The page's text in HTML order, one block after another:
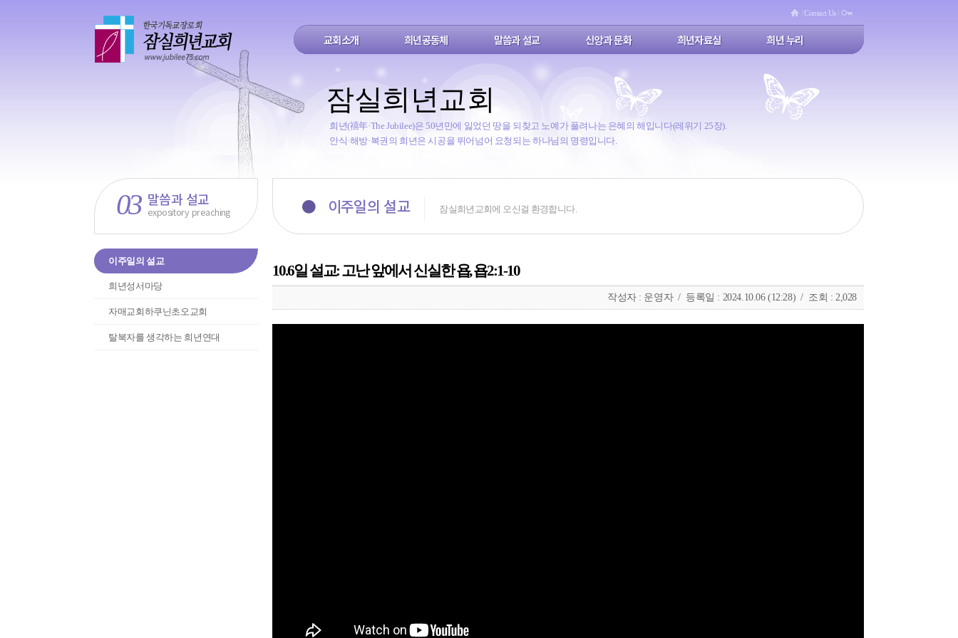
|Contact Us|
교회소개 희년공동체 말씀과 설교 신앙과 문화 희년자료실 희년 누리
잠실희년교회
희년(禧年·The Jubilee)은 50년만에 잃었던 땅을 되찾고 노예가 풀려나는 은혜의 해입니다(레위기 25장).
안식·해방·복권의 희년은 시공을 뛰어넘어 요청되는 하나님의 명령입니다.
03 말씀과 설교
expository preaching
이주일의 설교
희년성서마당
자매교회하쿠닌초오교회
탈북자를 생각하는 희년연대
● 이주일의 설교 잠실희년교회에 오신걸 환경합니다.
10.6일 설교: 고난 앞에서 신실한 욥, 욥2:1-10
작성자 : 운영자 / 등록일 : 2024.10.06 (12:28) / 조회 : 2,028